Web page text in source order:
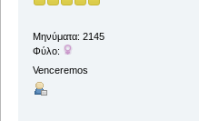
Μηνύματα: 2145
Φύλο:
Venceremos